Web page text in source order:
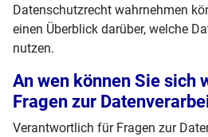
Datenschutzrecht wahrnehmen
einen Überblick darüber, welche
nutzen.
An wen können Sie sich
Fragen zur
Verantwortlich für Fragen zur